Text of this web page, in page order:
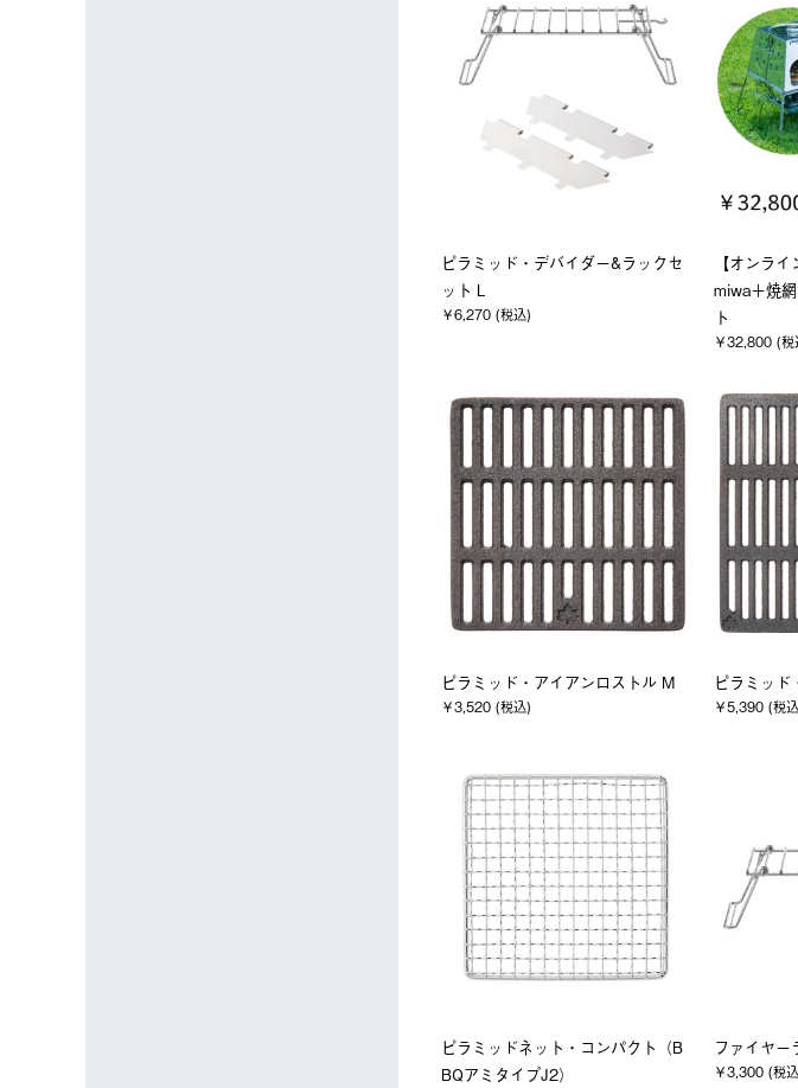
ピラミッド・デバイダー&ラックセ
ット L
￥6,270 (税込)
【オンラ
miwa＋焼
ト
￥32,800 (税
ピラミッド・アイアンロストル M
￥3,520 (税込)
ピラミッド
￥5,390 (税
ピラミッドネット・コンパクト（B
BQアミタイプJ2）
ファイヤー
￥3,300 (税